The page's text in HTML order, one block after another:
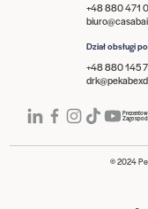
+48 880 471
Dział obsługi
+48 880 145
© 2024